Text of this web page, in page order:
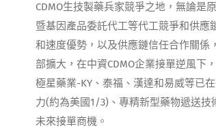
CDMO生技製藥兵家競爭之地，無論是
暨基因產品委託代工等代工競爭和供應
和速度優勢，以及供應鏈信任合作關係
部擴大，在中資CDMO企業接單逆風下
極星藥業-KY、泰福、漢達和易威等已
力(約為美國1/3)、專精新型藥物遞送
未來接單商機。